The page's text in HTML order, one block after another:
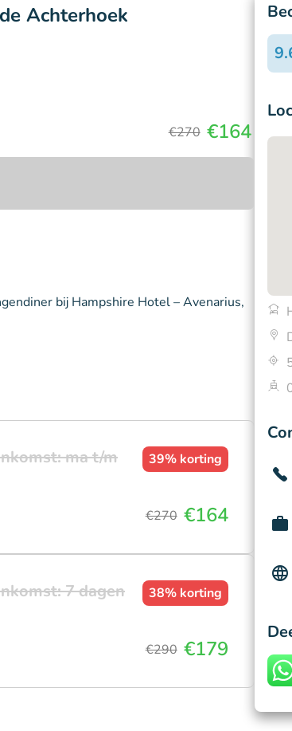
Achterhoek
€270 €164
bij Hampshire Hotel – Avenarius,
ma t/m
39% korting
€270 €164
7 dagen
38% korting
€290 €179